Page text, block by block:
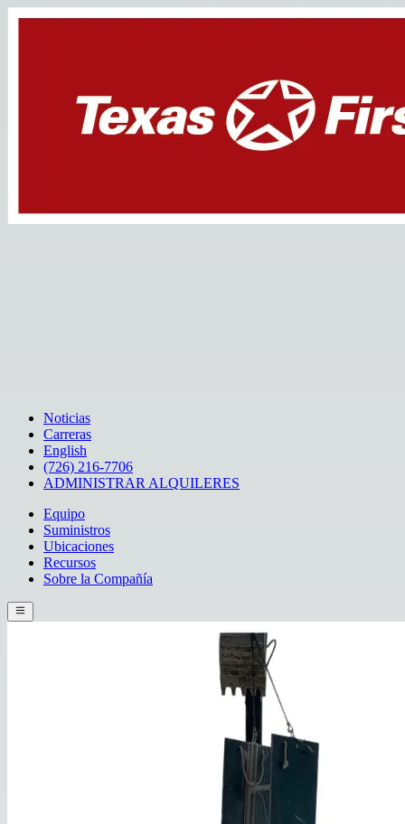
Noticias
Carreras
English
(726) 216-7706
ADMINISTRAR ALQUILERES
Equipo
Suministros
Ubicaciones
Recursos
Sobre la Compañía